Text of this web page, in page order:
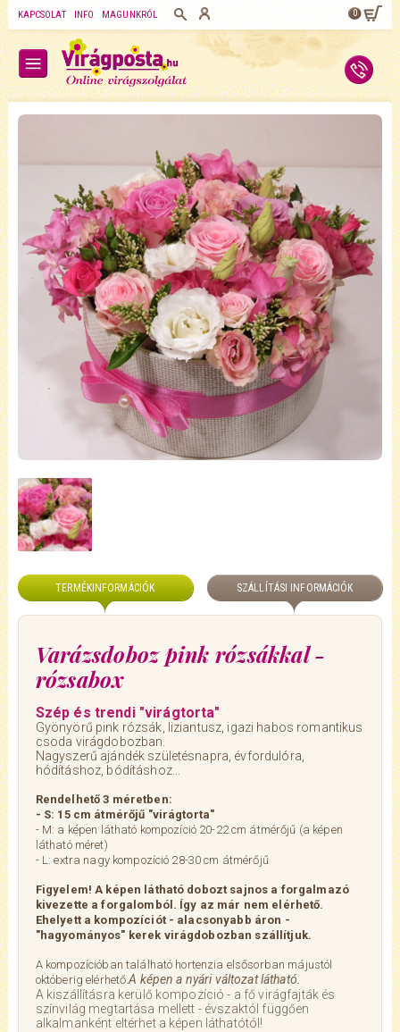
KAPCSOLAT INFO MAGUNKRÓL 0
TERMÉKINFORMÁCIÓK SZÁLLÍTÁSI INFORMÁCIÓK
Varázsdoboz pink rózsákkal -
rózsabox
Szép és trendi "virágtorta"
Gyönyörű pink rózsák, liziantusz, igazi habos romantikus
csoda virágdobozban.
Nagyszerű ajándék születésnapra, évfordulóra,
hódításhoz, bódításhoz...
Rendelhető 3 méretben:
- S: 15 cm átmérőjű "virágtorta"
- M: a képen látható kompozíció 20-22 cm átmérőjű (a képen
látható méret)
- L: extra nagy kompozíció 28-30 cm átmérőjű
Figyelem! A képen látható dobozt sajnos a forgalmazó
kivezette a forgalomból. Így az már nem elérhető.
Ehelyett a kompozíciót - alacsonyabb áron -
"hagyományos" kerek virágdobozban szállítjuk.
A kompozícióban található hortenzia elsősorban májustól
októberig elérhető.A képen a nyári változat látható.
A kiszállításra kerülő kompozíció - a fő virágfajták és
színvilág megtartása mellett - évszaktól függően
alkalmanként eltérhet a képen láthatótól!